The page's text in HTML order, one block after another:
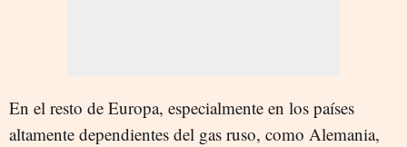
En el resto de Europa, especialmente en los países
altamente dependientes del gas ruso, como Alemania,